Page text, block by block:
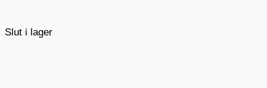
Slut i lager